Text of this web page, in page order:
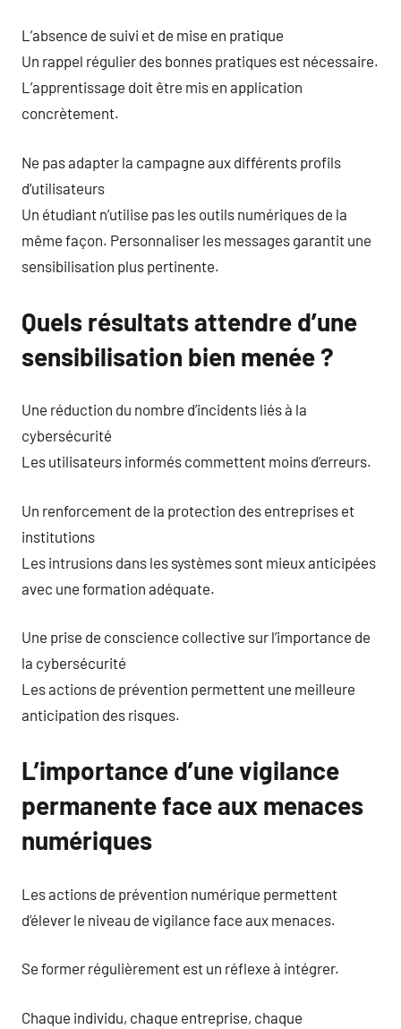
L’absence de suivi et de mise en pratique
Un rappel régulier des bonnes pratiques est nécessaire.
L’apprentissage doit être mis en application
concrètement.
Ne pas adapter la campagne aux différents profils
d’utilisateurs
Un étudiant n’utilise pas les outils numériques de la
même façon. Personnaliser les messages garantit une
sensibilisation plus pertinente.
Quels résultats attendre d’une
sensibilisation bien menée ?
Une réduction du nombre d’incidents liés à la
cybersécurité
Les utilisateurs informés commettent moins d’erreurs.
Un renforcement de la protection des entreprises et
institutions
Les intrusions dans les systèmes sont mieux anticipées
avec une formation adéquate.
Une prise de conscience collective sur l’importance de
la cybersécurité
Les actions de prévention permettent une meilleure
anticipation des risques.
L’importance d’une vigilance
permanente face aux menaces
numériques
Les actions de prévention numérique permettent
d’élever le niveau de vigilance face aux menaces.
Se former régulièrement est un réflexe à intégrer.
Chaque individu, chaque entreprise, chaque